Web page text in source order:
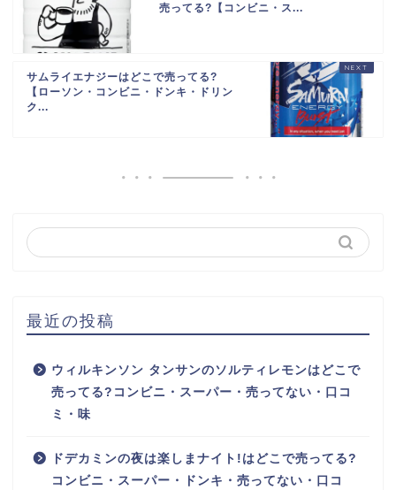
売ってる?【コンビニ・ス...
サムライエナジーはどこで売ってる?
【ローソン・コンビニ・ドンキ・ドリン
ク...
最近の投稿
ウィルキンソン タンサンのソルティレモンはどこで
売ってる?コンビニ・スーパー・売ってない・口コ
ミ・味
ドデカミンの夜は楽しまナイト!はどこで売ってる?
コンビニ・スーパー・ドンキ・売ってない・口コ